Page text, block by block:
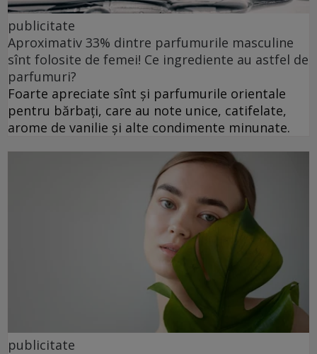
publicitate
Aproximativ 33% dintre parfumurile masculine
sînt folosite de femei! Ce ingrediente au astfel de
parfumuri?
Foarte apreciate sînt și parfumurile orientale
pentru bărbați, care au note unice, catifelate,
arome de vanilie și alte condimente minunate.
publicitate